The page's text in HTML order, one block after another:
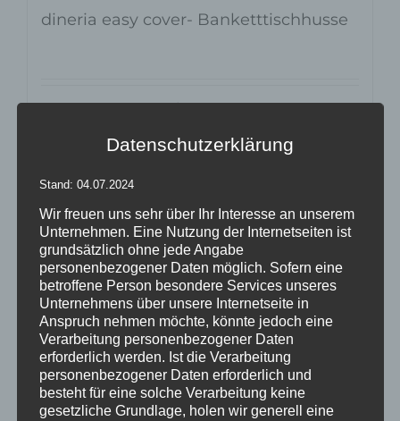
dineria easy cover- Banketttischhusse
Details
Datenschutzerklärung
Stand: 04.07.2024
Wir freuen uns sehr über Ihr Interesse an unserem
Unternehmen. Eine Nutzung der Internetseiten ist
grundsätzlich ohne jede Angabe
personenbezogener Daten möglich. Sofern eine
betroffene Person besondere Services unseres
Unternehmens über unsere Internetseite in
Anspruch nehmen möchte, könnte jedoch eine
Verarbeitung personenbezogener Daten
erforderlich werden. Ist die Verarbeitung
personenbezogener Daten erforderlich und
besteht für eine solche Verarbeitung keine
gesetzliche Grundlage, holen wir generell eine